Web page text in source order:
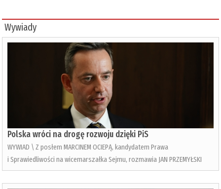
Wywiady
Polska wróci na drogę rozwoju dzięki PiS
WYWIAD \ Z posłem MARCINEM OCIEPĄ, kandydatem Prawa
i Sprawiedliwości na wicemarszałka Sejmu, rozmawia JAN PRZEMYŁSKI